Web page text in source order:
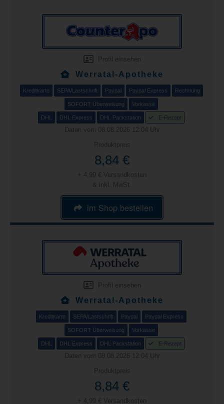
Profil einsehen
Werratal-Apotheke
Kreditkarte SEPA/Lastschrift Paypal Paypal Express Rechnung
SOFORT Überweisung Vorkasse
DHL DHL Express DHL Packstation E-Rezept
Daten vom 08.08.2026 12:04 Uhr
Produktpreis
8,84 €
+ 4,99 € Versandkosten
& inkl. MwSt.
im Shop bestellen
Profil einsehen
Werratal-Apotheke
Kreditkarte SEPA/Lastschrift Paypal Paypal Express
SOFORT Überweisung Vorkasse
DHL DHL Express DHL Packstation E-Rezept
Daten vom 08.08.2026 12:04 Uhr
Produktpreis
8,84 €
+ 4,99 € Versandkosten